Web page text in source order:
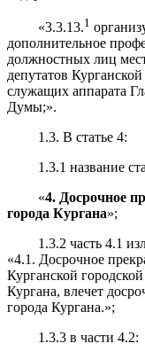
«3.3.13.1
дополнительное
должностных лиц
депутатов
служащих аппарата
Думы;».
1.3. В статье 4:
1.3.1 название
«4. Досрочное
города Кургана»;
1.3.2 часть 4.1
«4.1. Досрочное
Курганской
Кургана, влечет
города Кургана.»;
1.3.3 в части 4.2: